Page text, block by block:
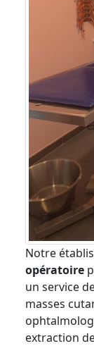
Notre
opératoire
un service
masses
extraction